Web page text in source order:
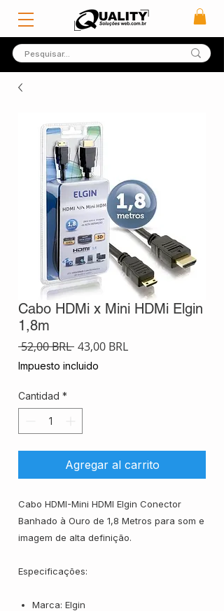
Cabo HDMi x Mini HDMi Elgin
1,8m
52,00 BRL Precio
43,00 BRLPrecio
Impuesto incluido
Cantidad *
Agregar al carrito
Cabo HDMI-Mini HDMI Elgin Conector
Banhado à Ouro de 1,8 Metros para som e
imagem de alta definição.
Especificações:
Marca: Elgin